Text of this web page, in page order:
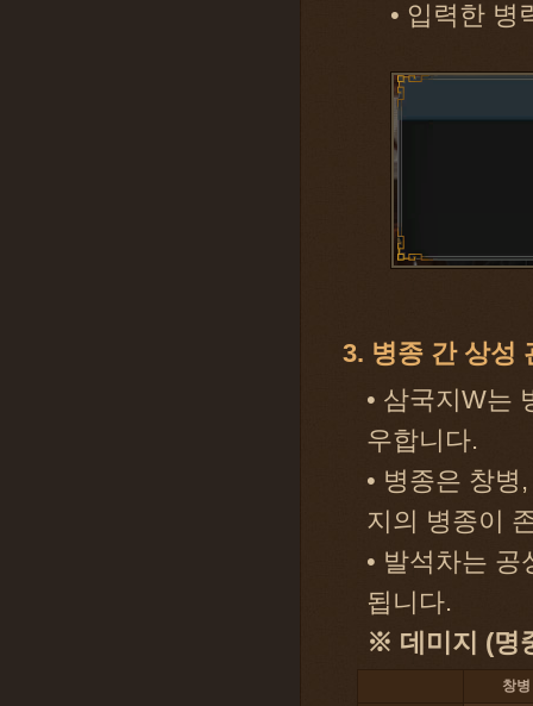
• 입력한 병
3. 병종 간 상성
• 삼국지W는
우합니다.
• 병종은 창
지의 병종이
• 발석차는
됩니다.
※ 데미지 (명
창병